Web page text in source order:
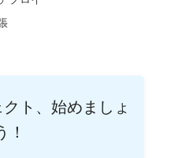
ト、始めましょ
！